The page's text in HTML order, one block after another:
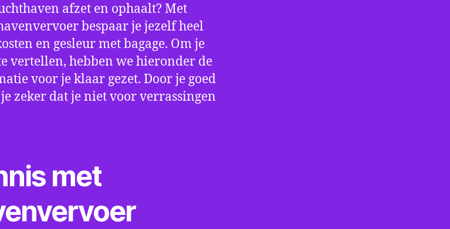
afzet en ophaalt? Met
bespaar je jezelf heel
en gesleur met bagage. Om je
vertellen, hebben we hieronder de
voor je klaar gezet. Door je goed
zeker dat je niet voor verrassingen
met